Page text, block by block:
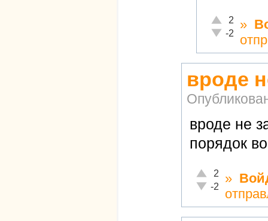
Отлично!
2
Неадекватно!
-2
»
вроде
вроде не
порядок
Отлично!
2
Неадекватно!
-2
»